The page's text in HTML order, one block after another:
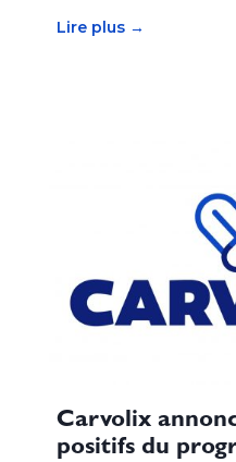
Lire plus →
Carvolix
positifs du